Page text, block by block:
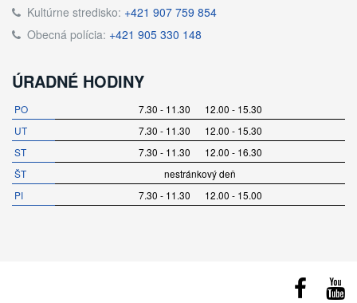
Kultúrne stredisko: +421 907 759 854
Obecná polícia: +421 905 330 148
ÚRADNÉ HODINY
PO
7.30 - 11.30 12.00 - 15.30
UT
7.30 - 11.30 12.00 - 15.30
ST
7.30 - 11.30 12.00 - 16.30
ŠT
nestránkový deň
PI
7.30 - 11.30 12.00 - 15.00